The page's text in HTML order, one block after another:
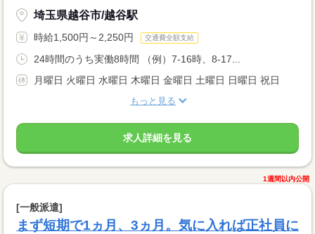
埼玉県越谷市/越谷駅
時給1,500円～2,250円 交通費全額支給
24時間のうち実働8時間 （例）7-16時、8-17...
月曜日 火曜日 水曜日 木曜日 金曜日 土曜日 日曜日 祝日
もっと見る
求人詳細を見る
1週間以内公開
[一般派遣]
まず短期で1ヵ月、3ヵ月。気に入れば正社員に